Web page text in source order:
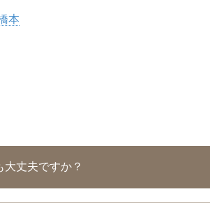
本
丈夫ですか？